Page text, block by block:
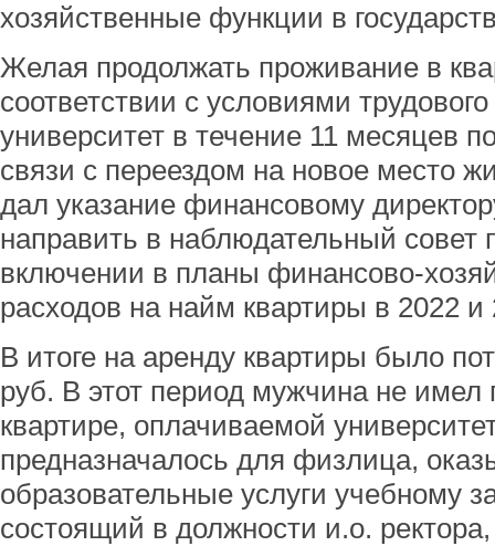
хозяйственные функции в
Желая продолжать проживание в
соответствии с условиями
университет в течение 11 месяцев
связи с переездом на новое место
дал указание финансовому
направить в наблюдательный совет
включении в планы финансово-
расходов на найм квартиры в 2022 и
В итоге на аренду квартиры было
руб. В этот период мужчина не имел
квартире, оплачиваемой
предназначалось для физлица,
образовательные услуги учебному
состоящий в должности и.о.